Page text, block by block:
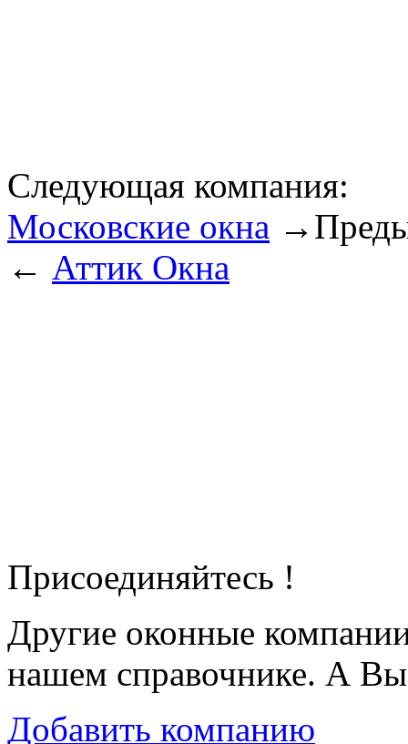
Следующая компания:
Московские окна →
← Аттик Окна
Присоединяйтесь !
Другие оконные
нашем справочнике. А
Добавить компанию